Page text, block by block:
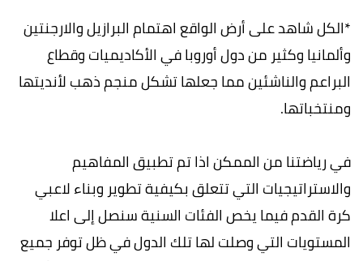
*الكل شاهد على أرض الواقع اهتمام البرازيل والارجنتين
وألمانيا وكثير من دول أوروبا في الأكاديميات وقطاع
البراعم والناشئين مما جعلها تشكل منجم ذهب لأنديتها
ومنتخباتها.
في رياضتنا من الممكن اذا تم تطبيق المفاهيم
والاستراتيجيات التي تتعلق بكيفية تطوير وبناء لاعبي
كرة القدم فيما يخص الفئات السنية سنصل إلى اعلا
المستويات التي وصلت لها تلك الدول في ظل توفر جميع